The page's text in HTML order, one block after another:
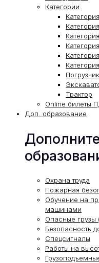
Категории
Погрузчик
Трактор
Online билеты
Доп. образование
Охрана труда
Пожарная
Обучение на
машинами
Опасные
Безопасность
Спецсигналы
Работы на